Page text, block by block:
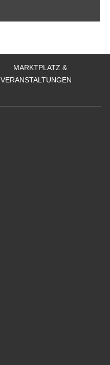
MARKTPLATZ &
VERANSTALTUNGEN